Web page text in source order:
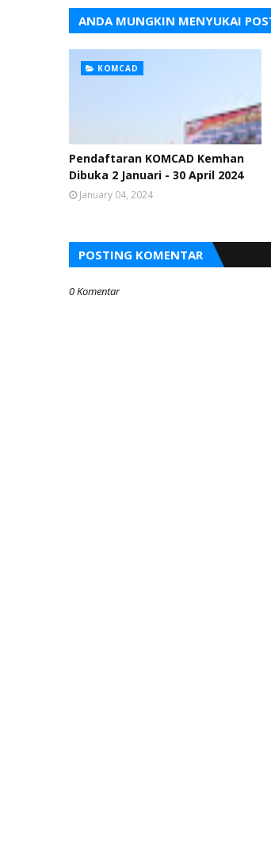
ANDA MUNGKIN MENYUKAI
KOMCAD
Pendaftaran KOMCAD Kemhan
Dibuka 2 Januari - 30 April 2024
January 04, 2024
POSTING KOMENTAR
0 Komentar